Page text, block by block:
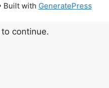
Built with GeneratePress
continue.